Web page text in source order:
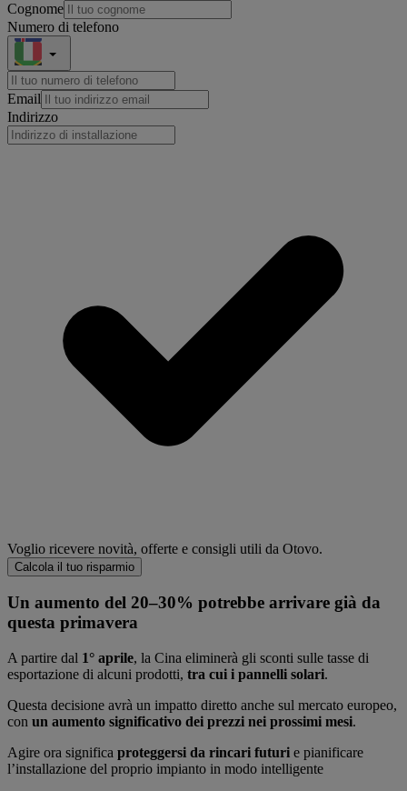
Cognome
Numero di telefono
Email
Indirizzo
Voglio ricevere novità, offerte e consigli utili da Otovo.
Calcola il tuo risparmio
Un aumento del 20–30% potrebbe arrivare già da
questa primavera
A partire dal 1° aprile, la Cina eliminerà gli sconti sulle tasse di
esportazione di alcuni prodotti, tra cui i pannelli solari.
Questa decisione avrà un impatto diretto anche sul mercato europeo,
con un aumento significativo dei prezzi nei prossimi mesi.
Agire ora significa proteggersi da rincari futuri e pianificare
l’installazione del proprio impianto in modo intelligente